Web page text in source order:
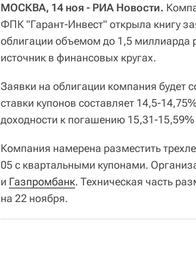
МОСКВА, 14 ноя - РИА Новости.
ФПК "Гарант-Инвест" открыла книгу
облигации объемом до 1,5 миллиарда
источник в финансовых кругах.
Заявки на облигации компания будет
ставки купонов составляет 14,5-
доходности к погашению 15,31-
Компания намерена разместить
05 с квартальными купонами.
и Газпромбанк. Техническая часть
на 22 ноября.